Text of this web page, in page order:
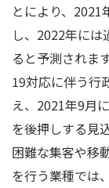
とにより、2021
し、2022年に
ると予測されま
19対応に伴う行
え、2021年9月
を後押しする見
困難な集客や移
を行う業種では